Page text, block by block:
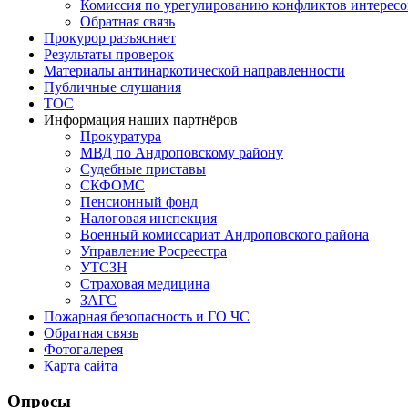
Комиссия по урегулированию конфликтов
Обратная связь
Прокурор разъясняет
Результаты проверок
Материалы антинаркотической направленности
Публичные слушания
ТОС
Информация наших партнёров
Прокуратура
МВД по Андроповскому району
Судебные приставы
СКФОМС
Пенсионный фонд
Налоговая инспекция
Военный комиссариат Андроповского района
Управление Росреестра
УТСЗН
Страховая медицина
ЗАГС
Пожарная безопасность и ГО ЧС
Обратная связь
Фотогалерея
Карта сайта
Опросы